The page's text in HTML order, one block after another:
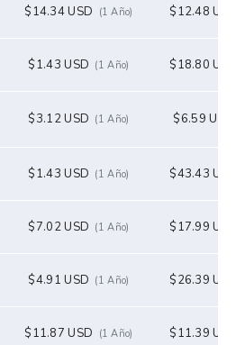
$14.34 USD (1 Año) $12.48 USD
$1.43 USD (1 Año) $18.80 USD
$3.12 USD (1 Año) $6.59 USD
$1.43 USD (1 Año) $43.43 USD
$7.02 USD (1 Año) $17.99 USD
$4.91 USD (1 Año) $26.39 USD
$11.87 USD (1 Año) $11.39 USD